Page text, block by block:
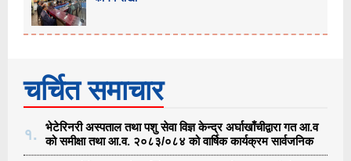
चर्चित समाचार
१.
भेटेरिनरी अस्पताल तथा पशु सेवा विज्ञ केन्द्र अर्घाखाँचीद्वारा गत आ.व
को समीक्षा तथा आ.व. २०८३/०८४ को वार्षिक कार्यक्रम सार्वजनिक